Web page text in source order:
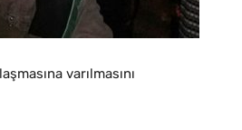
varılmasını